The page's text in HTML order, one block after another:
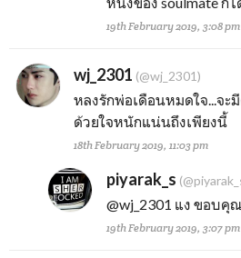
19th February 2019, 3:08 pm
wj_2301 (@wj_2301)
หลงรักพ่อเดือนหมดใจ...จ
ด้วยใจหนักแน่นถึงเพียงนี้
18th February 2019, 11:03 pm
piyarak_s
@wj_2301 แง ขอบคุ
19th February 2019, 3:07 pm